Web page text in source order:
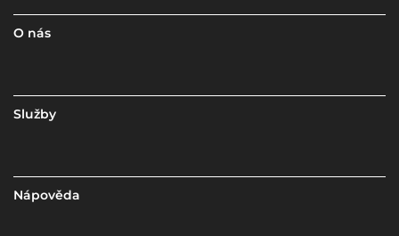
O nás
Služby
Nápověda